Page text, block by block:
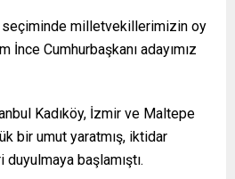
seçiminde milletvekillerimizin oy
İnce Cumhurbaşkanı adayımız
Kadıköy, İzmir ve Maltepe
bir umut yaratmış, iktidar
başlamıştı.